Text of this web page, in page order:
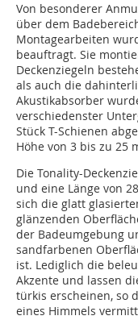
Von besonderer
über dem
Montagearbeiten
beauftragt. Sie
Deckenziegeln
als auch die
Akustikabsorber
verschiedenster
Stück T-Schienen
Höhe von 3 bis zu 25
Die Tonality-
und eine Länge von
sich die glatt
glänzenden
der Badeumgebung
sandfarbenen
ist. Lediglich die
Akzente und lassen
türkis erscheinen, so
eines Himmels